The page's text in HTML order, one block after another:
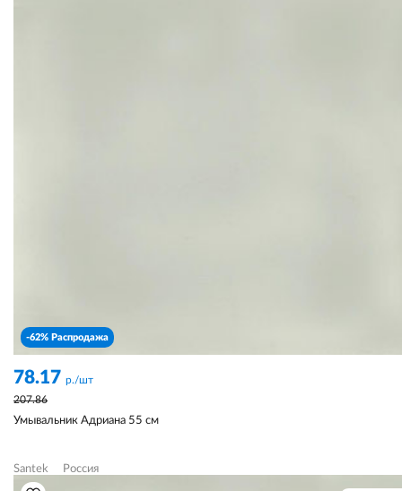
-62% Распродажа
78.17 р./шт
207.86
Умывальник Адриана 55 см
Santek Россия